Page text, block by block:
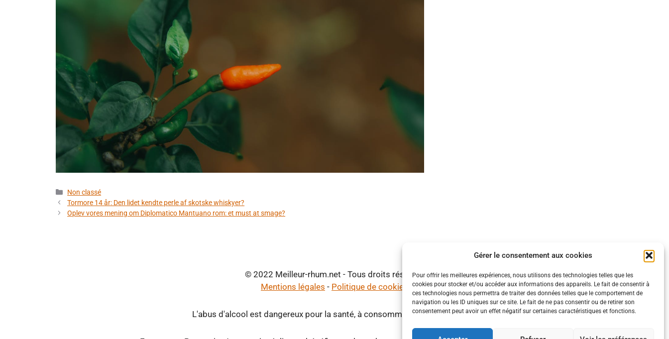
Gérer le consentement aux cookies
Pour offrir les meilleures expériences, nous utilisons des technologies telles que les
cookies pour stocker et/ou accéder aux informations des appareils. Le fait de consentir à
ces technologies nous permettra de traiter des données telles que le comportement de
navigation ou les ID uniques sur ce site. Le fait de ne pas consentir ou de retirer son
consentement peut avoir un effet négatif sur certaines caractéristiques et fonctions.
Kategorier
Non classé
Tormore 14 år: Den lidet kendte perle af skotske whiskyer?
Oplev vores mening om Diplomatico Mantuano rom: et must at smage?
© 2022 Meilleur-rhum.net - Tous droits réservés
Mentions légales - Politique de cookies
L'abus d'alcool est dangereux pour la santé, à consommer avec modération.